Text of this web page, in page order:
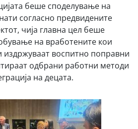
беше споделување на
согласно предвидените
чија главна цел беше
на вработените кои
издржуваат воспитно поправни
одбрани работни методи
на децата.